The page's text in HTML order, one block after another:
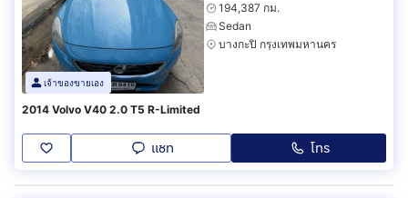
เจ้าของขายเอง
194,387 กม.
Sedan
บางกะปิ กรุงเทพมหานคร
2014 Volvo V40 2.0 T5 R-Limited
แชท โทร